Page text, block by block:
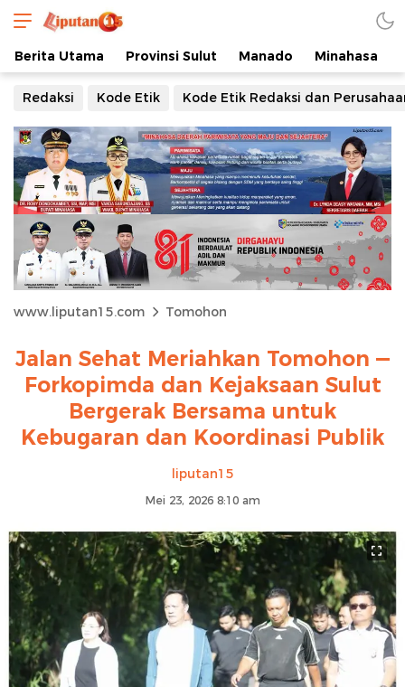
Berita Utama Provinsi Sulut Manado Minahasa
Redaksi Kode Etik Kode Etik Redaksi dan
www.liputan15.com Tomohon
Jalan Sehat Meriahkan Tomohon —
Forkopimda dan Kejaksaan Sulut
Bergerak Bersama untuk
Kebugaran dan Koordinasi Publik
liputan15
Mei 23, 2026 8:10 am